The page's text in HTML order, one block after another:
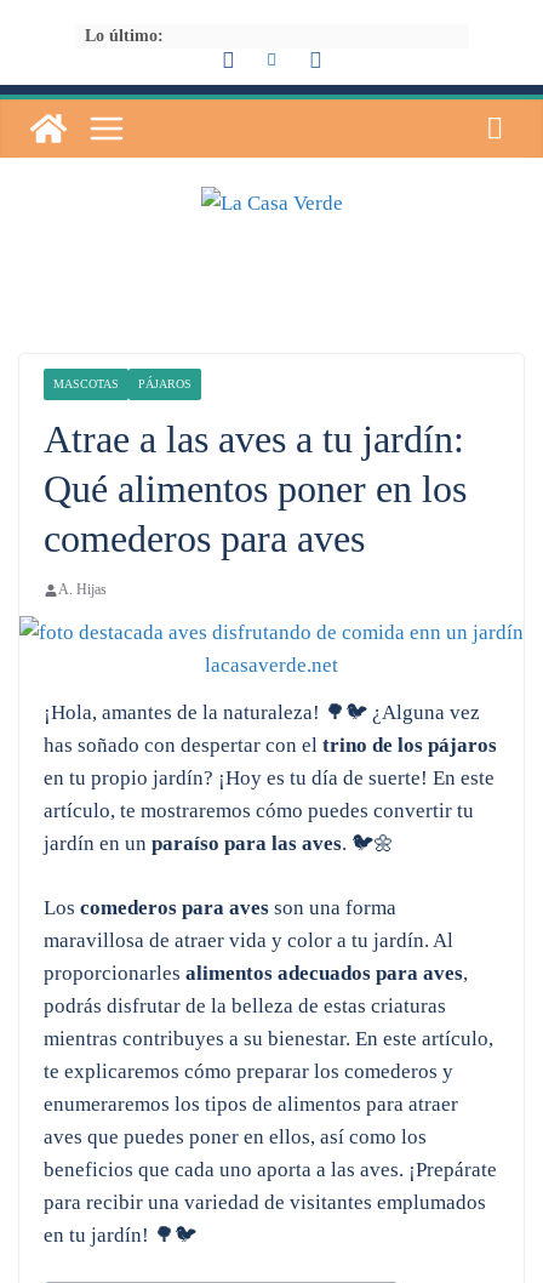
contenido
Lo último:
MASCOTAS PÁJAROS
Atrae a las aves a tu jardín:
Qué alimentos poner en los
comederos para aves
A. Hijas
¡Hola, amantes de la naturaleza! 🌳🐦 ¿Alguna vez
has soñado con despertar con el trino de los pájaros
en tu propio jardín? ¡Hoy es tu día de suerte! En este
artículo, te mostraremos cómo puedes convertir tu
jardín en un paraíso para las aves. 🐦🌼
Los comederos para aves son una forma
maravillosa de atraer vida y color a tu jardín. Al
proporcionarles alimentos adecuados para aves,
podrás disfrutar de la belleza de estas criaturas
mientras contribuyes a su bienestar. En este artículo,
te explicaremos cómo preparar los comederos y
enumeraremos los tipos de alimentos para atraer
aves que puedes poner en ellos, así como los
beneficios que cada uno aporta a las aves. ¡Prepárate
para recibir una variedad de visitantes emplumados
en tu jardín! 🌳🐦